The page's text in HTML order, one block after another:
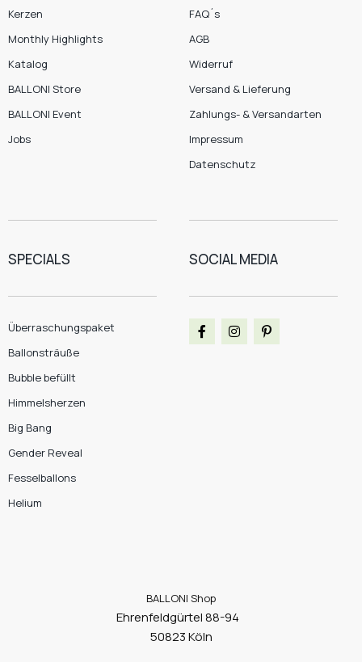
Kerzen
Monthly Highlights
Katalog
BALLONI Store
BALLONI Event
Jobs
FAQ´s
AGB
Widerruf
Versand & Lieferung
Zahlungs- & Versandarten
Impressum
Datenschutz
SPECIALS
Überraschungspaket
Ballonsträuße
Bubble befüllt
Himmelsherzen
Big Bang
Gender Reveal
Fesselballons
Helium
SOCIAL MEDIA
BALLONI Shop
Ehrenfeldgürtel 88-94
50823 Köln